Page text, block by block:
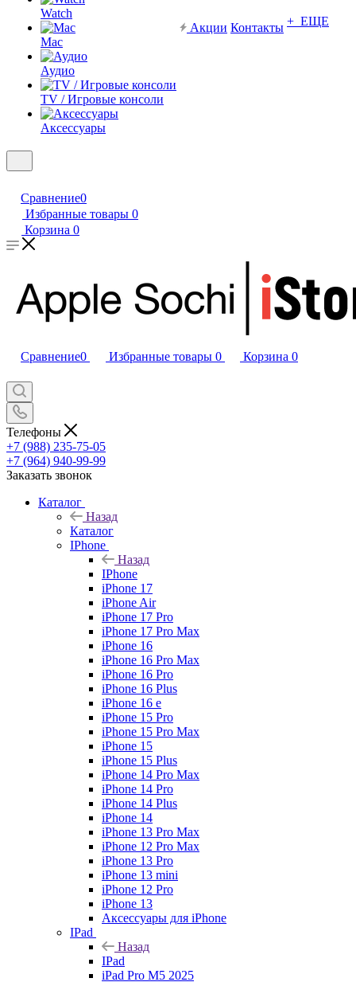
Watch
Mac
Аудио
TV / Игровые консоли
Аксессуары
Акции Контакты + ЕЩЕ
Сравнение0
Избранные товары 0
Корзина 0
Сравнение0 Избранные товары 0 Корзина 0
Телефоны
+7 (988) 235-75-05
+7 (964) 940-99-99
Заказать звонок
Каталог
Назад
Каталог
IPhone
Назад
IPhone
iPhone 17
iPhone Air
iPhone 17 Pro
iPhone 17 Pro Max
iPhone 16
iPhone 16 Pro Max
iPhone 16 Pro
iPhone 16 Plus
iPhone 16 e
iPhone 15 Pro
iPhone 15 Pro Max
iPhone 15
iPhone 15 Plus
iPhone 14 Pro Max
iPhone 14 Pro
iPhone 14 Plus
iPhone 14
iPhone 13 Pro Max
iPhone 12 Pro Max
iPhone 13 Pro
iPhone 13 mini
iPhone 12 Pro
iPhone 13
Аксессуары для iPhone
IPad
Назад
IPad
iPad Pro M5 2025